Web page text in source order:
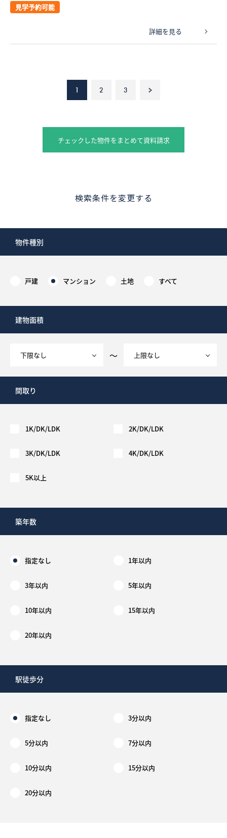
見学予約可能
詳細を見る
1 2 3 >
チェックした物件をまとめて資料請求
検索条件を変更する
物件種別
戸建 マンション 土地 すべて
建物面積
～
間取り
1K/DK/LDK 2K/DK/LDK
3K/DK/LDK 4K/DK/LDK
5K以上
築年数
指定なし 1年以内
3年以内 5年以内
10年以内 15年以内
20年以内
駅徒歩分
指定なし 3分以内
5分以内 7分以内
10分以内 15分以内
20分以内